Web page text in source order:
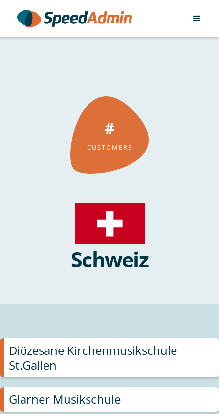
#
CUSTOMERS
Schweiz
Diözesane Kirchenmusikschule
St.Gallen
Glarner Musikschule